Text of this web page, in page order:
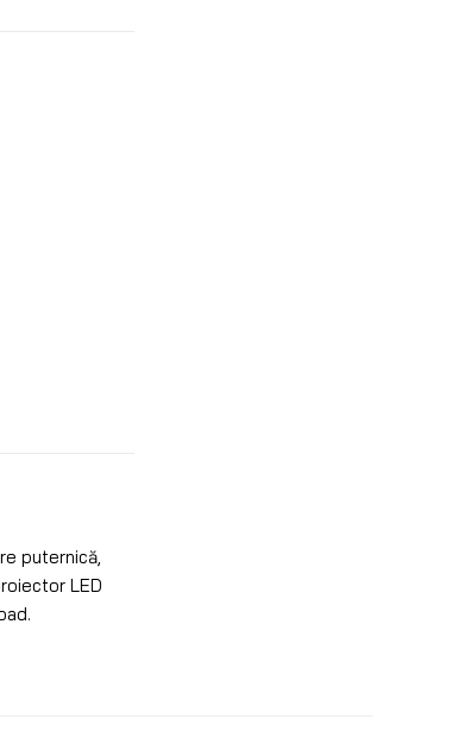
puternică,
LED